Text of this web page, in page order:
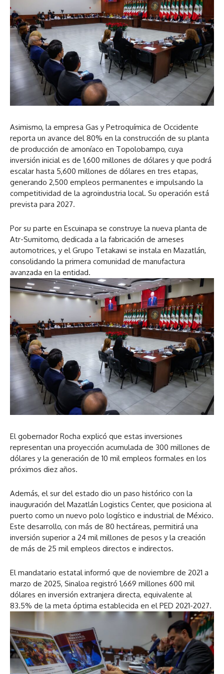
Asimismo, la empresa Gas y Petroquímica de Occidente
reporta un avance del 80% en la construcción de su planta
de producción de amoníaco en Topolobampo, cuya
inversión inicial es de 1,600 millones de dólares y que podrá
escalar hasta 5,600 millones de dólares en tres etapas,
generando 2,500 empleos permanentes e impulsando la
competitividad de la agroindustria local. Su operación está
prevista para 2027.
Por su parte en Escuinapa se construye la nueva planta de
Atr-Sumitomo, dedicada a la fabricación de arneses
automotrices, y el Grupo Tetakawi se instala en Mazatlán,
consolidando la primera comunidad de manufactura
avanzada en la entidad.
El gobernador Rocha explicó que estas inversiones
representan una proyección acumulada de 300 millones de
dólares y la generación de 10 mil empleos formales en los
próximos diez años.
Además, el sur del estado dio un paso histórico con la
inauguración del Mazatlán Logistics Center, que posiciona al
puerto como un nuevo polo logístico e industrial de México.
Este desarrollo, con más de 80 hectáreas, permitirá una
inversión superior a 24 mil millones de pesos y la creación
de más de 25 mil empleos directos e indirectos.
El mandatario estatal informó que de noviembre de 2021 a
marzo de 2025, Sinaloa registró 1,669 millones 600 mil
dólares en inversión extranjera directa, equivalente al
83.5% de la meta óptima establecida en el PED 2021-2027.